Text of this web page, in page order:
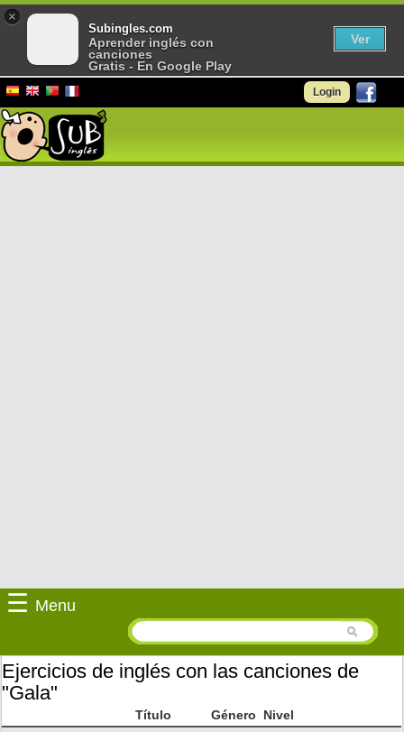
Login
☰ Menu
Ejercicios de inglés con las canciones de
"Gala"
Título Género
Nivel
×
Subingles.com
Aprender inglés con
canciones
Gratis - En Google Play
Ver